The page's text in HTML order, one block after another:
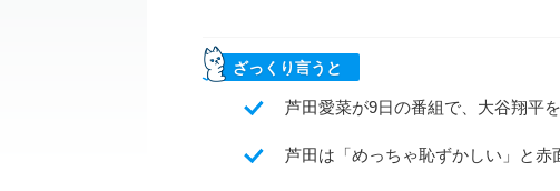
ざっくり言うと
芦田愛菜が9日の番組で、大谷翔平
芦田は「めっちゃ恥ずかしい」と赤